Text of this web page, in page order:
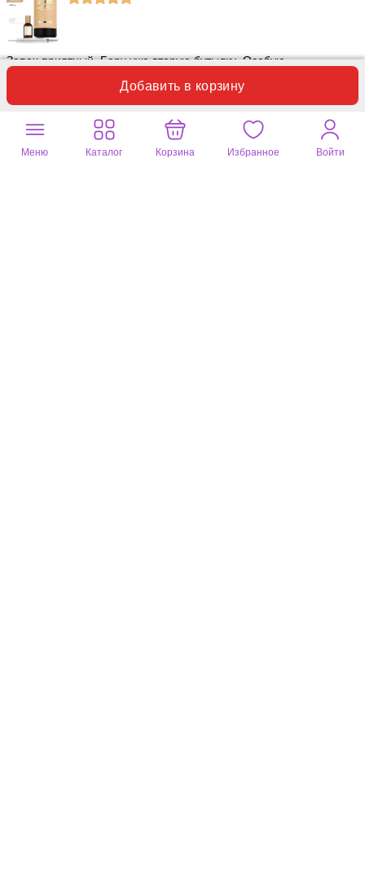
Добавить в корзину
Запах приятный. Беру уже вторую бутылку. Особую
благодарность, упаковщикам. Всё доходит отлично. Спасибо.
Полезный отзыв? 0 1 комментарий
Ирина04 апр. 2026
Меню Каталог Корзина Избранное Войти